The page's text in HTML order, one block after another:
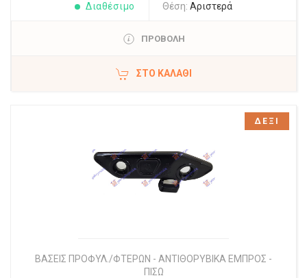
Διαθέσιμο Θέση: Αριστερά
ΠΡΟΒΟΛΗ
ΣΤΟ ΚΑΛΆΘΙ
ΒΑΣΕΙΣ ΠΡΟΦΥΛ./ΦΤΕΡΩΝ - ΑΝΤΙΘΟΡΥΒΙΚΑ ΕΜΠΡΟΣ -
ΠΙΣΩ
ΔΕΞΙ